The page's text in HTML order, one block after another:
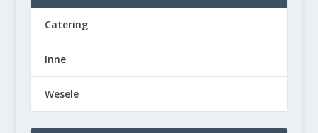
Catering
Inne
Wesele